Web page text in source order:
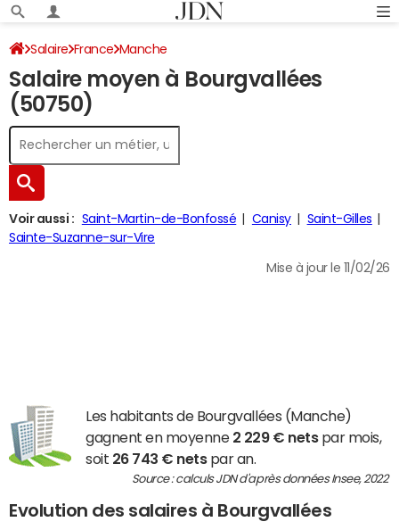
Salaire France Manche
Salaire moyen à Bourgvallées
(50750)
Voir aussi : Saint-Martin-de-Bonfossé Canisy
Saint-Gilles
Sainte-Suzanne-sur-Vire
Mise à jour le 11/02/26
Les habitants de Bourgvallées (Manche)
gagnent en moyenne 2 229 € netspar mois,
soit 26 743 € netspar an.
Source : calculs JDN d'après données Insee, 2022
Evolution des salaires à Bourgvallées